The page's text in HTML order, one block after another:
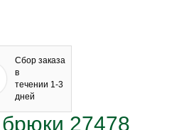
Сбор заказа
в
течении 1-3
дней
27478